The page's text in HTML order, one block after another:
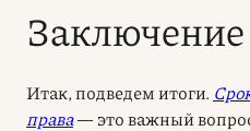
Заключение
Итак, подведем итоги.
права— это важный